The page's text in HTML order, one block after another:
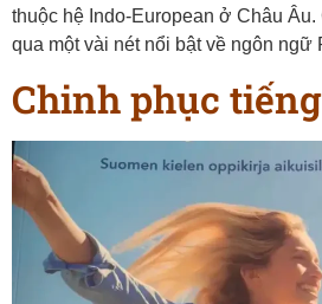
thuộc hệ Indo-European ở Châu
qua một vài nét nổi bật về ngôn ngữ
Chinh phục